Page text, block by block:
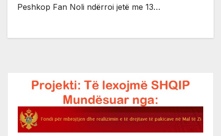
Peshkop Fan Noli ndërroi jetë me 13…